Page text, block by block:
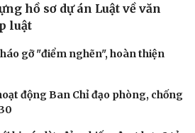
hồ sơ dự án Luật về văn
luật
gỡ "điểm nghẽn", hoàn thiện
động Ban Chỉ đạo phòng, chống